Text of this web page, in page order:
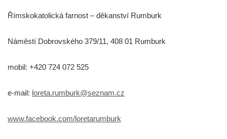
Římskokatolická farnost – děkanství Rumburk
Náměstí Dobrovského 379/11, 408 01 Rumburk
mobil: +420 724 072 525
e-mail: loreta.rumburk@seznam.cz
www.facebook.com/loretarumburk